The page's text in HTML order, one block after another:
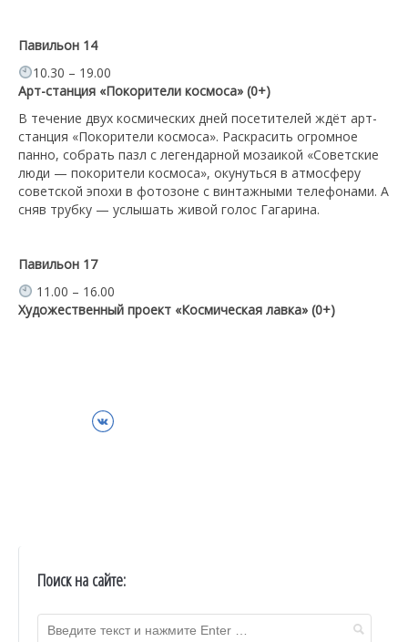
Павильон 14
10.30 – 19.00
Арт-станция «Покорители космоса» (0+)
В течение двух космических дней посетителей ждёт арт-
станция «Покорители космоса». Раскрасить огромное
панно, собрать пазл с легендарной мозаикой «Советские
люди — покорители космоса», окунуться в атмосферу
советской эпохи в фотозоне с винтажными телефонами. А
сняв трубку — услышать живой голос Гагарина.
Павильон 17
11.00 – 16.00
Художественный проект «Космическая лавка» (0+)
ВКонтакте
Поиск на сайте: